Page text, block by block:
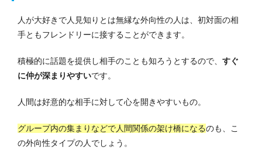
人が大好きで人見知りとは無縁な外向性の人は、初対面の相
手ともフレンドリーに接することができます。
積極的に話題を提供し相手のことも知ろうとするので、 すぐ
に仲が深まりやすいです。
人間は好意的な相手に対して心を開きやすいもの。
グループ内の集まりなどで人間関係の架け橋になるのも、こ
の外向性タイプの人でしょう。